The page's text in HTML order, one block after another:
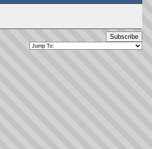
Subscribe